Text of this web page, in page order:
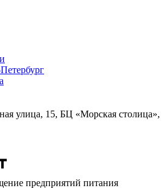
улица, 15, БЦ «Морская столица»,
предприятий питания